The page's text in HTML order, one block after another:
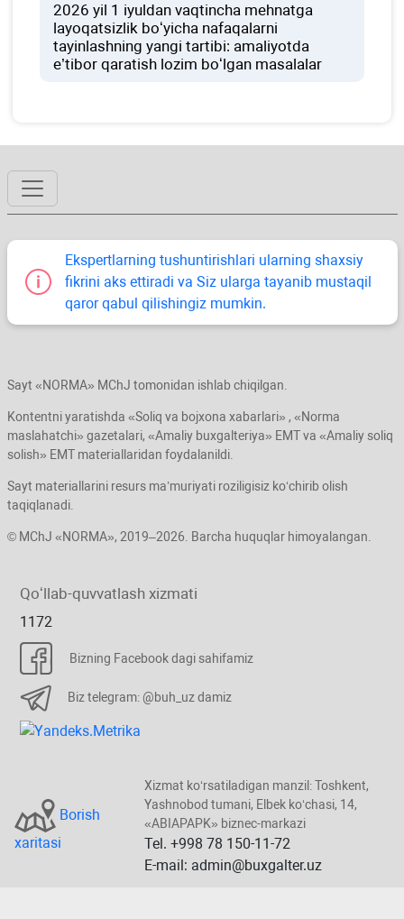
2026 yil 1 iyuldan vaqtincha mehnatga
layoqatsizlik boʻyicha nafaqalarni
tayinlashning yangi tartibi: amaliyotda
e’tibor qaratish lozim boʻlgan masalalar
Ekspertlarning tushuntirishlari ularning shaхsiy
fikrini aks ettiradi va Siz ularga tayanib mustaqil
qaror qabul qilishingiz mumkin.
Sayt «NORMA» MChJ tomonidan ishlab chiqilgan.
Kontentni yaratishda «Soliq va bojхona хabarlari» , «Norma
maslahatchi» gazetalari, «Amaliy buхgalteriya» EMT va «Amaliy soliq
solish» EMT materiallaridan foydalanildi.
Sayt materiallarini resurs ma’muriyati roziligisiz koʻchirib olish
taqiqlanadi.
© MChJ «NORMA», 2019–2026. Barcha huquqlar himoyalangan.
Qoʻllab-quvvatlash хizmati
1172
Bizning Facebook dagi sahifamiz
Biz telegram: @buh_uz damiz
Borish
хaritasi
Xizmat koʻrsatiladigan manzil: Toshkent,
Yashnobod tumani, Elbek koʻchasi, 14,
«ABIAPAPK» biznec-markazi
Tel. +998 78 150-11-72
E-mail: admin@buxgalter.uz